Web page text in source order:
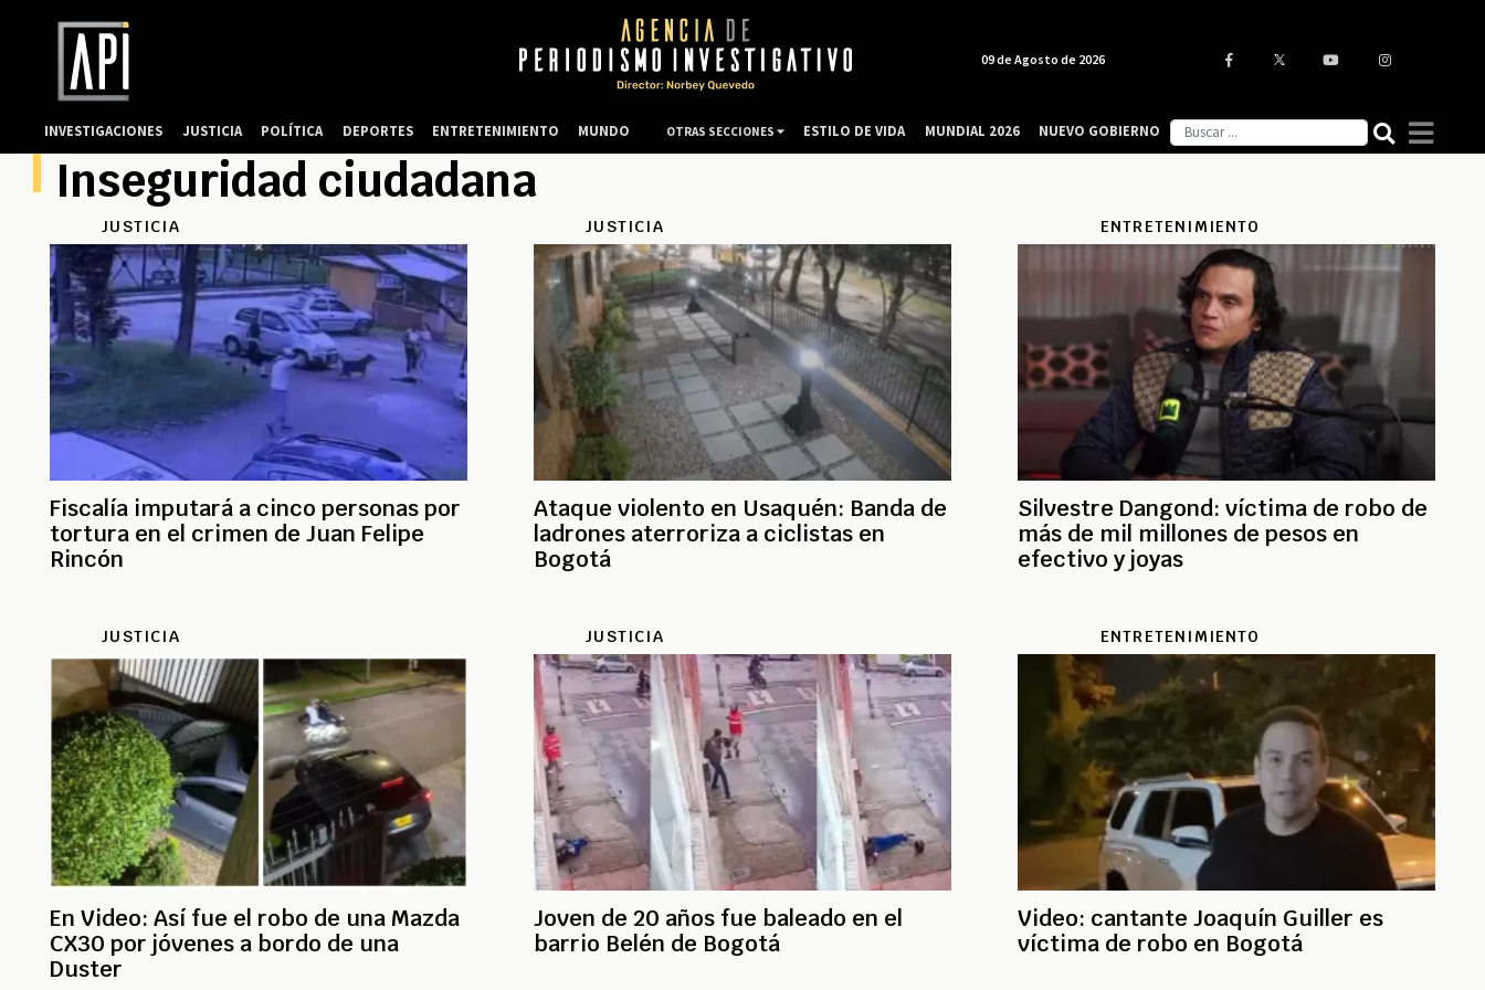
Inseguridad ciudadana
JUSTICIA
Fiscalía imputará a cinco personas por
tortura en el crimen de Juan Felipe
Rincón
JUSTICIA
Ataque violento en Usaquén: Banda de
ladrones aterroriza a ciclistas en
Bogotá
ENTRETENIMIENTO
Silvestre Dangond: víctima de robo de
más de mil millones de pesos en
efectivo y joyas
JUSTICIA
En Video: Así fue el robo de una Mazda
CX30 por jóvenes a bordo de una
Duster
JUSTICIA
Joven de 20 años fue baleado en el
barrio Belén de Bogotá
ENTRETENIMIENTO
Video: cantante Joaquín Guiller es
víctima de robo en Bogotá
09 de Agosto de 2026
INVESTIGACIONES JUSTICIA POLÍTICA DEPORTES ENTRETENIMIENTO MUNDO OTRAS SECCIONES ESTILO DE VIDA MUNDIAL 2026 NUEVO GOBIERNO